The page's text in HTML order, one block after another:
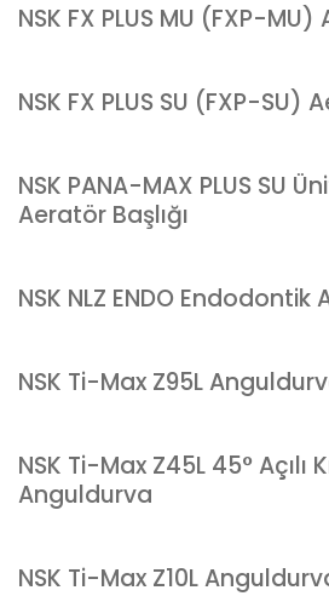
NSK FX PLUS MU (FXP-
NSK FX PLUS SU (FXP-SU)
NSK PANA-MAX PLUS SU
Aeratör Başlığı
NSK NLZ ENDO
NSK Ti-Max Z95L
NSK Ti-Max Z45L 45° Açılı
Anguldurva
NSK Ti-Max Z10L